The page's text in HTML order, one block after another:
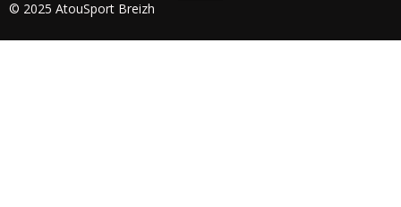
© 2025 AtouSport Breizh